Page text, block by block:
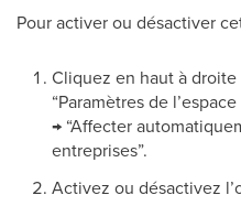
Pour activer ou désactiver
Cliquez en haut à droite
“Paramètres de
→ “Affecter
entreprises”.
Activez ou désactivez